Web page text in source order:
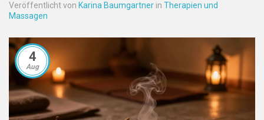
Veröffentlicht von Karina Baumgartner in Therapien und
Massagen
4
Aug